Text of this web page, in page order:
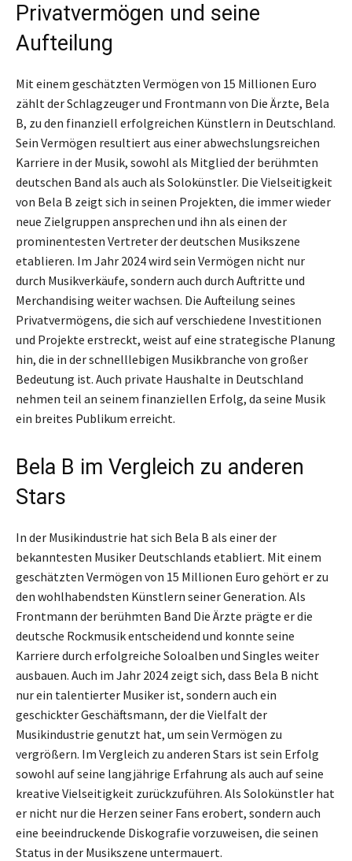
Privatvermögen und seine
Aufteilung
Mit einem geschätzten Vermögen von 15 Millionen Euro
zählt der Schlagzeuger und Frontmann von Die Ärzte, Bela
B, zu den finanziell erfolgreichen Künstlern in Deutschland.
Sein Vermögen resultiert aus einer abwechslungsreichen
Karriere in der Musik, sowohl als Mitglied der berühmten
deutschen Band als auch als Solokünstler. Die Vielseitigkeit
von Bela B zeigt sich in seinen Projekten, die immer wieder
neue Zielgruppen ansprechen und ihn als einen der
prominentesten Vertreter der deutschen Musikszene
etablieren. Im Jahr 2024 wird sein Vermögen nicht nur
durch Musikverkäufe, sondern auch durch Auftritte und
Merchandising weiter wachsen. Die Aufteilung seines
Privatvermögens, die sich auf verschiedene Investitionen
und Projekte erstreckt, weist auf eine strategische Planung
hin, die in der schnelllebigen Musikbranche von großer
Bedeutung ist. Auch private Haushalte in Deutschland
nehmen teil an seinem finanziellen Erfolg, da seine Musik
ein breites Publikum erreicht.
Bela B im Vergleich zu anderen
Stars
In der Musikindustrie hat sich Bela B als einer der
bekanntesten Musiker Deutschlands etabliert. Mit einem
geschätzten Vermögen von 15 Millionen Euro gehört er zu
den wohlhabendsten Künstlern seiner Generation. Als
Frontmann der berühmten Band Die Ärzte prägte er die
deutsche Rockmusik entscheidend und konnte seine
Karriere durch erfolgreiche Soloalben und Singles weiter
ausbauen. Auch im Jahr 2024 zeigt sich, dass Bela B nicht
nur ein talentierter Musiker ist, sondern auch ein
geschickter Geschäftsmann, der die Vielfalt der
Musikindustrie genutzt hat, um sein Vermögen zu
vergrößern. Im Vergleich zu anderen Stars ist sein Erfolg
sowohl auf seine langjährige Erfahrung als auch auf seine
kreative Vielseitigkeit zurückzuführen. Als Solokünstler hat
er nicht nur die Herzen seiner Fans erobert, sondern auch
eine beeindruckende Diskografie vorzuweisen, die seinen
Status in der Musikszene untermauert.